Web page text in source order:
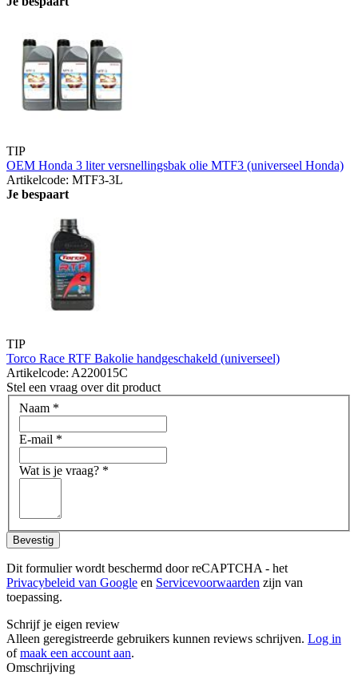
TIP
OEM Honda 3 liter versnellingsbak olie MTF3 (universeel Honda)
Artikelcode: MTF3-3L
Je bespaart
TIP
Torco Race RTF Bakolie handgeschakeld (universeel)
Artikelcode: A220015C
Stel een vraag over dit product
Naam *
E-mail *
Wat is je vraag? *
Bevestig
Dit formulier wordt beschermd door reCAPTCHA - het
Privacybeleid van Google en Servicevoorwaarden zijn van
toepassing.
Schrijf je eigen review
Alleen geregistreerde gebruikers kunnen reviews schrijven. Log in
ofmaak een account aan.
Omschrijving